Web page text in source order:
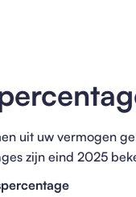
uit uw vermogen
zijn eind 2025